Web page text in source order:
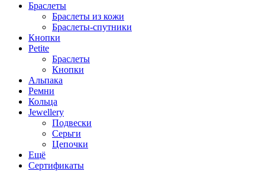
Браслеты
Браслеты из кожи
Браслеты-спутники
Кнопки
Petite
Браслеты
Кнопки
Альпака
Ремни
Кольца
Jewellery
Подвески
Серьги
Цепочки
Ещё
Сертификаты